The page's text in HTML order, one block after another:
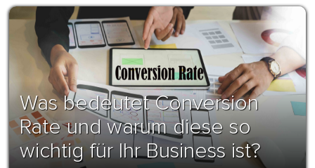
Was bedeutet Conversion
Rate und warum diese so
wichtig für Ihr Business ist?